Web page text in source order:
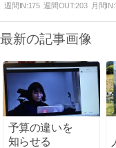
週間IN:175 週間OUT:203 月間IN:
最新の記事画像
予算の違いを
知らせる